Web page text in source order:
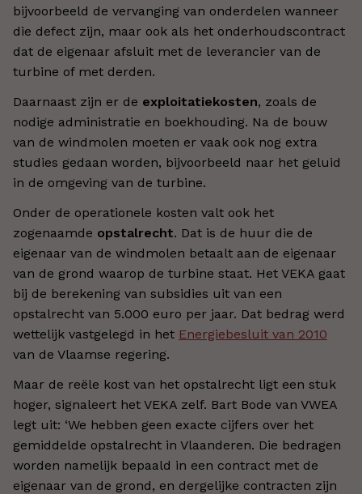
bijvoorbeeld de vervanging van onderdelen wanneer
die defect zijn, maar ook als het onderhoudscontract
dat de eigenaar afsluit met de leverancier van de
turbine of met derden.
Daarnaast zijn er de exploitatiekosten, zoals de
nodige administratie en boekhouding. Na de bouw
van de windmolen moeten er vaak ook nog extra
studies gedaan worden, bijvoorbeeld naar het geluid
in de omgeving van de turbine.
Onder de operationele kosten valt ook het
zogenaamde opstalrecht. Dat is de huur die de
eigenaar van de windmolen betaalt aan de eigenaar
van de grond waarop de turbine staat. Het VEKA gaat
bij de berekening van subsidies uit van een
opstalrecht van 5.000 euro per jaar. Dat bedrag werd
wettelijk vastgelegd in het Energiebesluit van 2010
van de Vlaamse regering.
Maar de reële kost van het opstalrecht ligt een stuk
hoger, signaleert het VEKA zelf. Bart Bode van VWEA
legt uit: ‘We hebben geen exacte cijfers over het
gemiddelde opstalrecht in Vlaanderen. Die bedragen
worden namelijk bepaald in een contract met de
eigenaar van de grond, en dergelijke contracten zijn